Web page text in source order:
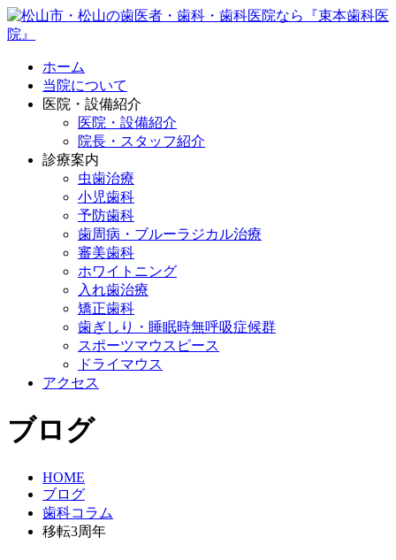
ホーム
当院について
医院・設備紹介
医院・設備紹介
院長・スタッフ紹介
診療案内
虫歯治療
小児歯科
予防歯科
歯周病・ブルーラジカル治療
審美歯科
ホワイトニング
入れ歯治療
矯正歯科
歯ぎしり・睡眠時無呼吸症候群
スポーツマウスピース
ドライマウス
アクセス
ブログ
HOME
ブログ
歯科コラム
移転3周年